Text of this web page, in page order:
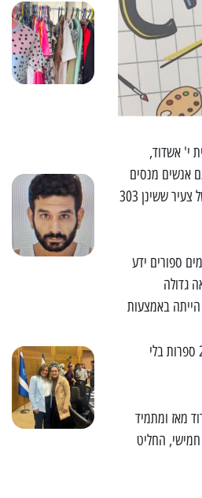
י' אשדוד,
בכך שישנם אנשים מנסים
להתחרות בכמות המספרים שיזכרו בעל פה אחרי נקודת הפאי. במהלך השיעור אף הוקרן סרטון של צעיר ששינן 303
ספורים ידע
גדולה
באמצעות
"לא האמנו שנועם הגיע לכיתה יום למחרת ושינן בעל פה 208 ספרות בלי
מאז ומתמיד
החליט